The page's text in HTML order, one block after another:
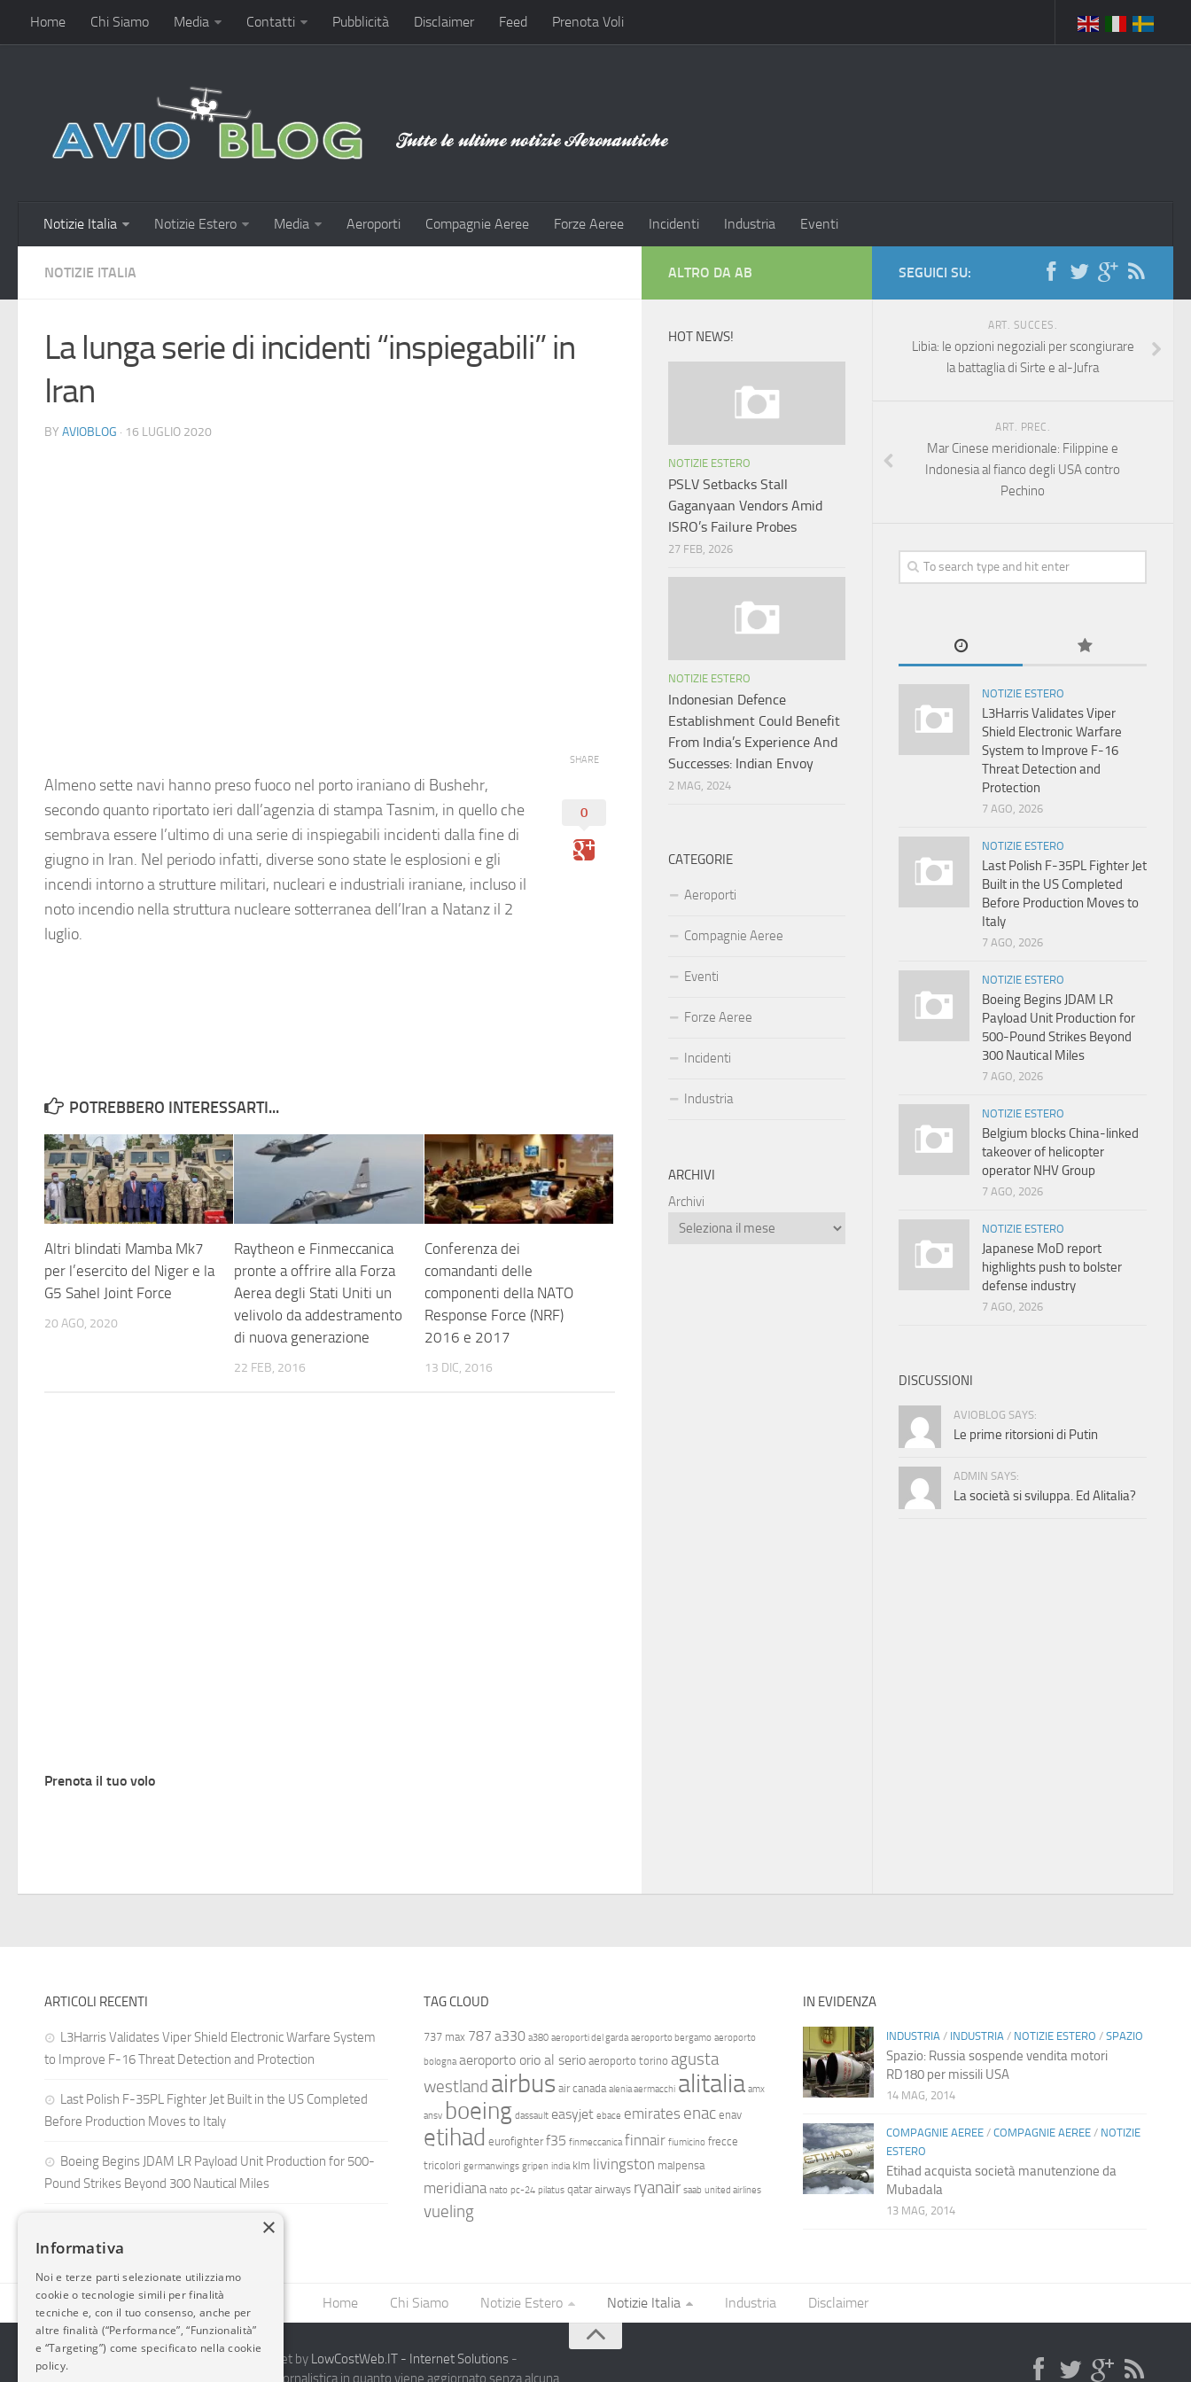
Home Chi Siamo Media Contatti Pubblicità Disclaimer Feed Prenota Voli
Notizie Italia Notizie Estero Media Aeroporti Compagnie Aeree Forze Aeree Incidenti Industria Eventi
NOTIZIE ITALIA
La lunga serie di incidenti “inspiegabili” in
Iran
BY AVIOBLOG · 16 LUGLIO 2020
Almeno sette navi hanno preso fuoco nel porto iraniano di Bushehr,
secondo quanto riportato ieri dall’agenzia di stampa Tasnim, in quello che
sembrava essere l’ultimo di una serie di inspiegabili incidenti dalla fine di
giugno in Iran. Nel periodo infatti, diverse sono state le esplosioni e gli
incendi intorno a strutture militari, nucleari e industriali iraniane, incluso il
noto incendio nella struttura nucleare sotterranea dell’Iran a Natanz il 2
luglio.
SHARE
0
POTREBBERO INTERESSARTI...
Altri blindati Mamba Mk7
per l’esercito del Niger e la
G5 Sahel Joint Force
20 AGO, 2020
Raytheon e Finmeccanica
pronte a offrire alla Forza
Aerea degli Stati Uniti un
velivolo da addestramento
di nuova generazione
22 FEB, 2016
Conferenza dei
comandanti delle
componenti della NATO
Response Force (NRF)
2016 e 2017
13 DIC, 2016
Prenota il tuo volo
SEGUICI SU:
ART. SUCCES.
Libia: le opzioni negoziali per scongiurare
la battaglia di Sirte e al-Jufra
ART. PREC.
Mar Cinese meridionale: Filippine e
Indonesia al fianco degli USA contro
Pechino
NOTIZIE ESTERO
L3Harris Validates Viper
Shield Electronic Warfare
System to Improve F-16
Threat Detection and
Protection
7 AGO, 2026
NOTIZIE ESTERO
Last Polish F-35PL Fighter Jet
Built in the US Completed
Before Production Moves to
Italy
7 AGO, 2026
NOTIZIE ESTERO
Boeing Begins JDAM LR
Payload Unit Production for
500-Pound Strikes Beyond
300 Nautical Miles
7 AGO, 2026
NOTIZIE ESTERO
Belgium blocks China-linked
takeover of helicopter
operator NHV Group
7 AGO, 2026
NOTIZIE ESTERO
Japanese MoD report
highlights push to bolster
defense industry
7 AGO, 2026
DISCUSSIONI
AVIOBLOG SAYS:
Le prime ritorsioni di Putin
ADMIN SAYS:
La società si sviluppa. Ed Alitalia?
ALTRO DA AB
HOT NEWS!
NOTIZIE ESTERO
PSLV Setbacks Stall
Gaganyaan Vendors Amid
ISRO’s Failure Probes
27 FEB, 2026
NOTIZIE ESTERO
Indonesian Defence
Establishment Could Benefit
From India’s Experience And
Successes: Indian Envoy
2 MAG, 2024
CATEGORIE
Aeroporti
Compagnie Aeree
Eventi
Forze Aeree
Incidenti
Industria
ARCHIVI
Archivi
ARTICOLI RECENTI
L3Harris Validates Viper Shield Electronic Warfare System
to Improve F-16 Threat Detection and Protection
Last Polish F-35PL Fighter Jet Built in the US Completed
Before Production Moves to Italy
Boeing Begins JDAM LR Payload Unit Production for 500-
Pound Strikes Beyond 300 Nautical Miles
TAG CLOUD
737 max 787 a330 a380 aeroporti del garda aeroporto bergamo aeroporto
bologna aeroporto orio al serio aeroporto torino agusta
westland airbus air canada alenia aermacchi alitalia amx
ansv boeing dassault easyjet ebace emirates enac enav
etihad eurofighter f35 finmeccanica finnair fiumicino frecce
tricolori germanwings gripen india klm livingston malpensa
meridiana nato pc-24 pilatus qatar airways ryanair saab united airlines
vueling
IN EVIDENZA
INDUSTRIA/ INDUSTRIA/ NOTIZIE ESTERO / SPAZIO
Spazio: Russia sospende vendita motori
RD180 per missili USA
14 MAG, 2014
COMPAGNIE AEREE/ COMPAGNIE AEREE/ NOTIZIE
ESTERO
Etihad acquista società manutenzione da
Mubadala
13 MAG, 2014
Home Chi Siamo Notizie Estero Notizie Italia Industria Disclaimer
2014-2026 AvioBlog - Creazione Siti Internet by LowCostWeb.IT - Internet Solutions -
Questo blog non rappresenta una testata giornalistica in quanto viene aggiornato senza alcuna
×
Informativa
Noi e terze parti selezionate utilizziamo
cookie o tecnologie simili per finalità
tecniche e, con il tuo consenso, anche per
altre finalità (“Performance”, “Funzionalità”
e “Targeting”) come specificato nella cookie
policy.